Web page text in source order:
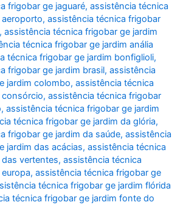
frigobar ge jaguaré,assistência técnica
,assistência técnica frigobar
,assistência técnica frigobar ge jardim
técnica frigobar ge jardim anália
técnica frigobar ge jardim bonfiglioli,
frigobar ge jardim brasil,assistência
jardim colombo,assistência técnica
consórcio,assistência técnica frigobar
,assistência técnica frigobar ge jardim
técnica frigobar ge jardim da glória,
frigobar ge jardim da saúde,assistência
jardim das acácias,assistência técnica
vertentes,assistência técnica
,assistência técnica frigobar ge
técnica frigobar ge jardim flórida
técnica frigobar ge jardim fonte do